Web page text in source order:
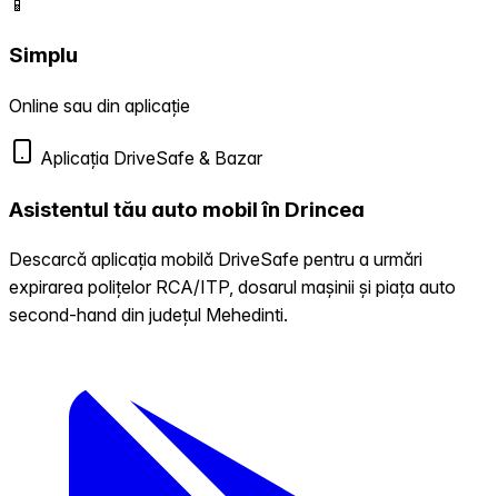
Simplu
Online sau din aplicație
Aplicația DriveSafe & Bazar
Asistentul tău auto mobil în Drincea
Descarcă aplicația mobilă DriveSafe pentru a urmări
expirarea polițelor RCA/ITP, dosarul mașinii și piața auto
second-hand din județul Mehedinti.